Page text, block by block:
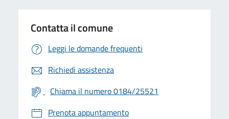
Contatta il comune
Leggi le domande frequenti
Richiedi assistenza
Chiama il numero 0184/25521
Prenota appuntamento